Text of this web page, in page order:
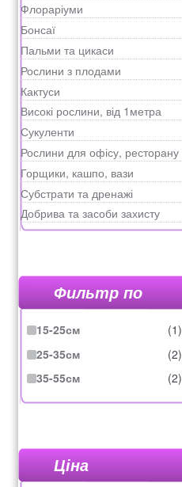
Флораріуми
Бонсаї
Пальми та цикаси
Рослини з плодами
Кактуси
Високі рослини, від 1метра
Сукуленти
Рослини для офісу, ресторану
Горщики, кашпо, вази
Субстрати та дренажі
Добрива та засоби захисту
Фильтр по
15-25см
(1)
25-35см
(2)
35-55см
(2)
Ціна